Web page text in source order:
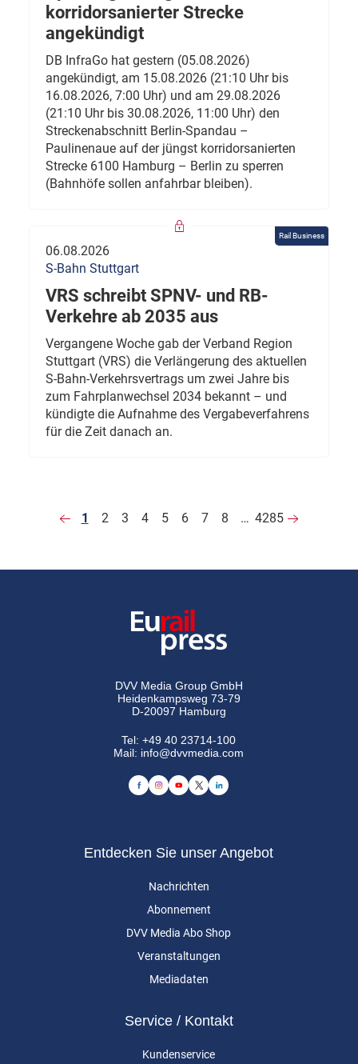
korridorsanierter Strecke
angekündigt
DB InfraGo hat gestern (05.08.2026)
angekündigt, am 15.08.2026 (21:10 Uhr bis
16.08.2026, 7:00 Uhr) und am 29.08.2026
(21:10 Uhr bis 30.08.2026, 11:00 Uhr) den
Streckenabschnitt Berlin-Spandau –
Paulinenaue auf der jüngst korridorsanierten
Strecke 6100 Hamburg – Berlin zu sperren
(Bahnhöfe sollen anfahrbar bleiben).
Rail Business
06.08.2026
S-Bahn Stuttgart
VRS schreibt SPNV- und RB-
Verkehre ab 2035 aus
Vergangene Woche gab der Verband Region
Stuttgart (VRS) die Verlängerung des aktuellen
S-Bahn-Verkehrsvertrags um zwei Jahre bis
zum Fahrplanwechsel 2034 bekannt – und
kündigte die Aufnahme des Vergabeverfahrens
für die Zeit danach an.
1 2 3 4 5 6 7 8 … 4285
DVV Media Group GmbH
Heidenkampsweg 73-79
D-20097 Hamburg
Tel:+49 40 23714-100
Mail: info@dvvmedia.com
Entdecken Sie unser Angebot
Nachrichten
Abonnement
DVV Media Abo Shop
Veranstaltungen
Mediadaten
Service / Kontakt
Kundenservice